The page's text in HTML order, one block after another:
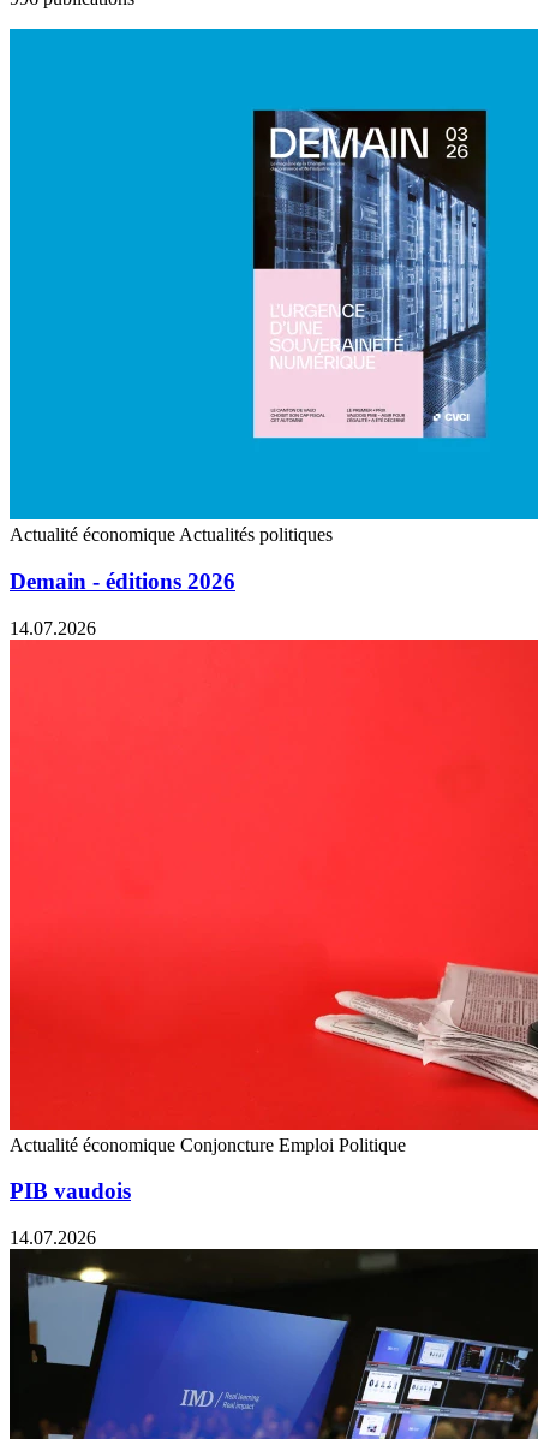
Actualité économique Actualités politiques
Demain - éditions 2026
14.07.2026
Actualité économique Conjoncture Emploi Politique
PIB vaudois
14.07.2026